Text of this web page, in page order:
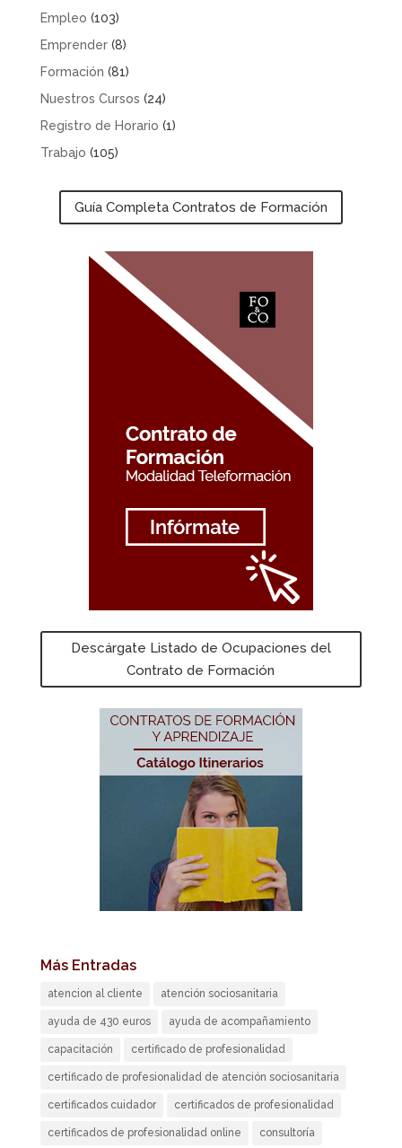
Empleo (103)
Emprender(8)
Formación (81)
Nuestros Cursos (24)
Registro de Horario (1)
Trabajo (105)
Guía Completa Contratos de Formación
Descárgate Listado de Ocupaciones del
Contrato de Formación
Más Entradas
atencion al cliente atención sociosanitaria
ayuda de 430 euros ayuda de acompañamiento
capacitación certificado de profesionalidad
certificado de profesionalidad de atención sociosanitaria
certificados cuidador certificados de profesionalidad
certificados de profesionalidad online consultoría